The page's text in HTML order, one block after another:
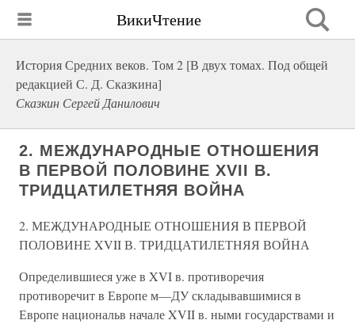
ВикиЧтение
История Средних веков. Том 2 [В двух томах. Под общей
редакцией С. Д. Сказкина]
Сказкин Сергей Данилович
2. МЕЖДУНАРОДНЫЕ ОТНОШЕНИЯ
В ПЕРВОЙ ПОЛОВИНЕ XVII В.
ТРИДЦАТИЛЕТНЯЯ ВОЙНА
2. МЕЖДУНАРОДНЫЕ ОТНОШЕНИЯ В ПЕРВОЙ
ПОЛОВИНЕ XVII В. ТРИДЦАТИЛЕТНЯЯ ВОЙНА
Определившиеся уже в XVI в. противоречия
противоречит в Европе м—ДУ складывавшимися в
Европе национальв начале XVII в. ными государствами и